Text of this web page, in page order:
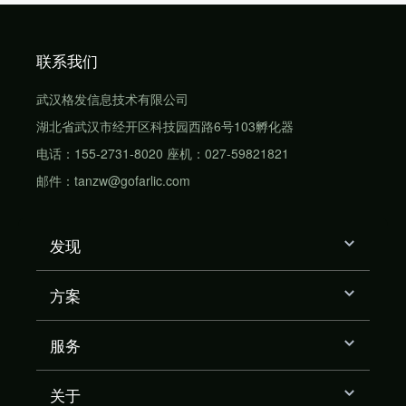
联系我们
武汉格发信息技术有限公司
湖北省武汉市经开区科技园西路6号103孵化器
电话：155-2731-8020 座机：027-59821821
邮件：tanzw@gofarlic.com
发现
方案
服务
关于